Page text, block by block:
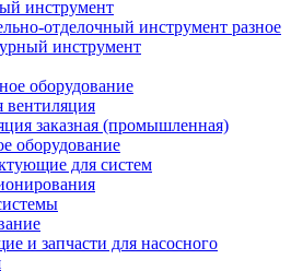
инструмент
отделочный инструмент разное
инструмент
оборудование
вентиляция
заказная (промышленная)
оборудование
для систем
и запчасти для насосного